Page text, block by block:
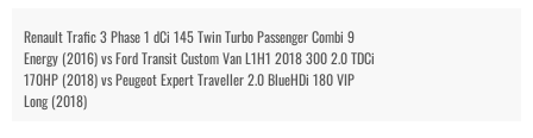
Renault Trafic 3 Phase 1 dCi 145 Twin Turbo Passenger Combi 9
Energy (2016) vs Ford Transit Custom Van L1H1 2018 300 2.0 TDCi
170HP (2018) vs Peugeot Expert Traveller 2.0 BlueHDi 180 VIP
Long (2018)